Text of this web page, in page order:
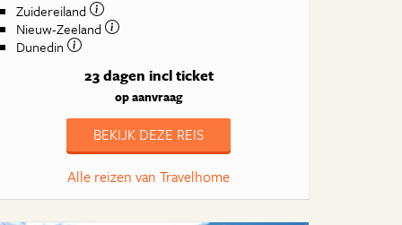
Zuidereiland
Nieuw-Zeeland
Dunedin
23 dagen incl ticket
op aanvraag
BEKIJK DEZE REIS
Alle reizen van Travelhome